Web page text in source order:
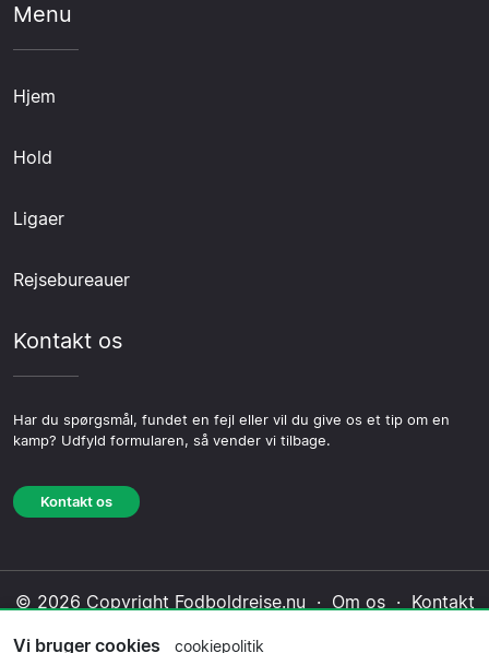
Menu
Hjem
Hold
Ligaer
Rejsebureauer
Kontakt os
Har du spørgsmål, fundet en fejl eller vil du give os et tip om en
kamp? Udfyld formularen, så vender vi tilbage.
Kontakt os
© 2026 Copyright Fodboldrejse.nu · Om os· Kontakt
Vi bruger cookies cookiepolitik